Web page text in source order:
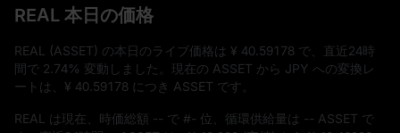
REAL 本日の価格
REAL (ASSET) の本日のライブ価格は ¥ 40.59178 で、直近24時
間で 2.74% 変動しました。現在の ASSET から JPY への変換レ
ートは、 ¥ 40.59178 につき ASSET です。
REAL は現在、時価総額 -- で #- 位、循環供給量は -- ASSET で